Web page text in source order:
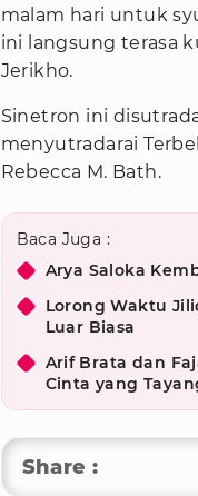
malam hari untuk
ini langsung terasa
Jerikho.
Sinetron ini
menyutradarai
Rebecca M. Bath.
Baca Juga :
Arya Saloka
Lorong Waktu
Luar Biasa
Arif Brata dan
Cinta yang
Share :